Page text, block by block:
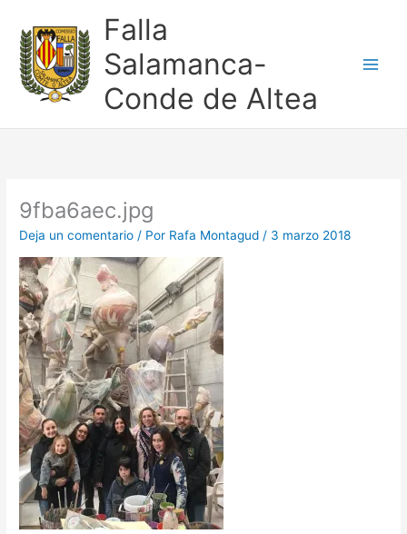
contenido
Falla
Salamanca-
Conde de Altea
9fba6aec.jpg
Deja un comentario / Por Rafa Montagud/ 3 marzo 2018